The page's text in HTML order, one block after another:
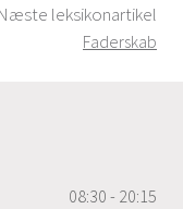
leksikonartikel
Faderskab
08:30 - 20:15